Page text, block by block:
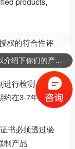
权的符合性评
备的检验。
进行检测，并根
约在3-7年之
书必须透过验
制产品
可以介绍下你们的产品么？